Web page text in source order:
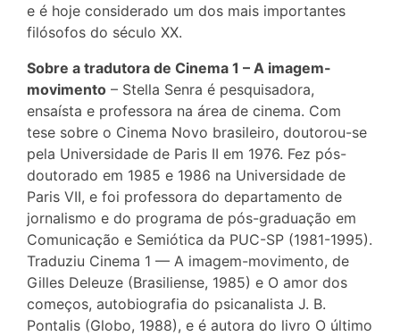
e é hoje considerado um dos mais importantes
filósofos do século XX.
Sobre a tradutora de Cinema 1 – A imagem-
movimento – Stella Senra é pesquisadora,
ensaísta e professora na área de cinema. Com
tese sobre o Cinema Novo brasileiro, doutorou-se
pela Universidade de Paris II em 1976. Fez pós-
doutorado em 1985 e 1986 na Universidade de
Paris VII, e foi professora do departamento de
jornalismo e do programa de pós-graduação em
Comunicação e Semiótica da PUC-SP (1981-1995).
Traduziu Cinema 1 — A imagem-movimento, de
Gilles Deleuze (Brasiliense, 1985) e O amor dos
começos, autobiografia do psicanalista J. B.
Pontalis (Globo, 1988), e é autora do livro O último